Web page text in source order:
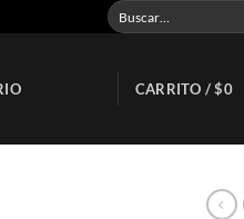
Buscar
por:
CARRITO /$0